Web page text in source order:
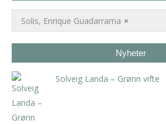
×
Solis, Enrique Guadarrama
Nyheter
Solveig Landa – Grønn vifte